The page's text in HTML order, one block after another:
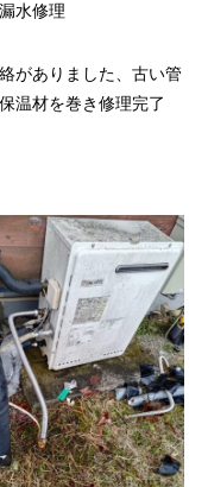
水修理
がありました、古い管
温材を巻き修理完了